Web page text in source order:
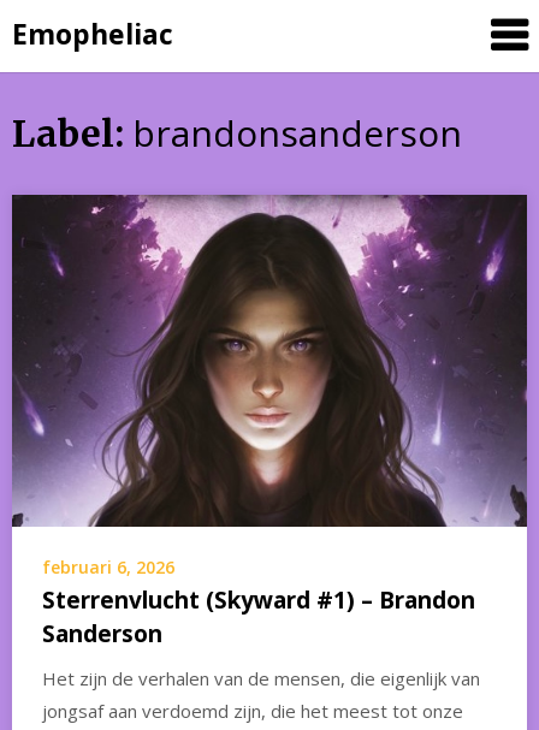
to
content
Emopheliac
Label: brandonsanderson
februari 6, 2026
Sterrenvlucht (Skyward #1) – Brandon
Sanderson
Het zijn de verhalen van de mensen, die eigenlijk van
jongsaf aan verdoemd zijn, die het meest tot onze